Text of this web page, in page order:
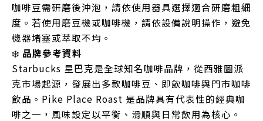
咖啡豆需研磨後沖泡，請依使用器具選擇適合研磨粗細
度。若使用磨豆機或咖啡機，請依設備說明操作，避免
機器堵塞或萃取不均。
❄️ 品牌參考資料
Starbucks 星巴克是全球知名咖啡品牌，從西雅圖派
克市場起源，發展出多款咖啡豆、即飲咖啡與門市咖啡
飲品。Pike Place Roast 是品牌具有代表性的經典咖
啡之一，風味設定以平衡、滑順與日常飲用為核心。